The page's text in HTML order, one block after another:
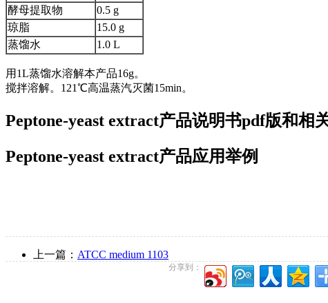
酵母提取物
0.5 g
琼脂
15.0 g
蒸馏水
1.0 L
用1L蒸馏水溶解本产品16g。
搅拌溶解。121℃高温蒸汽灭菌15min。
Peptone-yeast extract产品说明书pdf版和相
Peptone-yeast extract产品应用举例
上一篇： ATCC medium 1103
分享到：